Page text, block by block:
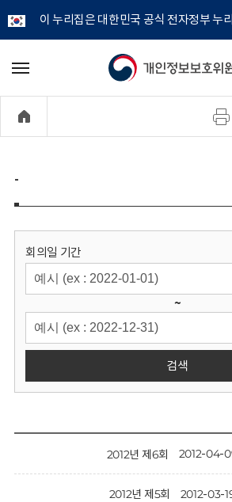
이 누리집은 대한민국 공식 전자정부 누
개
정
보
위
원
회
메
기
-
회의일 기간
~
검색
2012년 제6회 2012-04-
2012년 제5회 2012-03-